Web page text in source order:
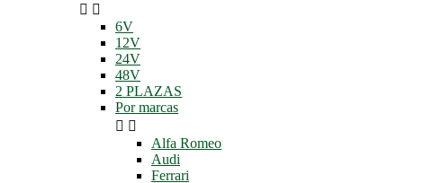
 
6V
12V
24V
48V
2 PLAZAS
Por marcas
 
Alfa Romeo
Audi
Ferrari